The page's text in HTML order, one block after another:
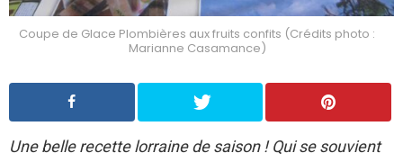
Coupe de Glace Plombières aux fruits confits (Crédits photo :
Marianne Casamance)
Une belle recette lorraine de saison ! Qui se souvient